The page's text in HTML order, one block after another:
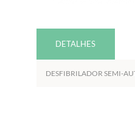
DETALHES
DESFIBRILADOR SEMI-